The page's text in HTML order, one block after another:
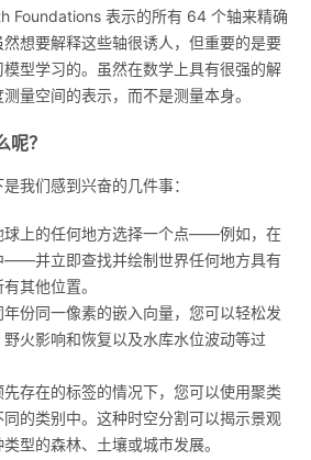
Foundations 表示的所有 64 个轴来精确
想要解释这些轴很诱人，但重要的是要
型学习的。虽然在数学上具有很强的解
量空间的表示，而不是测量本身。
？
我们感到兴奋的几件事：
球上的任何地方选择一个点——例如，在
——并立即查找并绘制世界任何地方具有
其他位置。
份同一像素的嵌入向量，您可以轻松发
火影响和恢复以及水库水位波动等过
先存在的标签的情况下，您可以使用聚类
的类别中。这种时空分割可以揭示景观
型的森林、土壤或城市发展。